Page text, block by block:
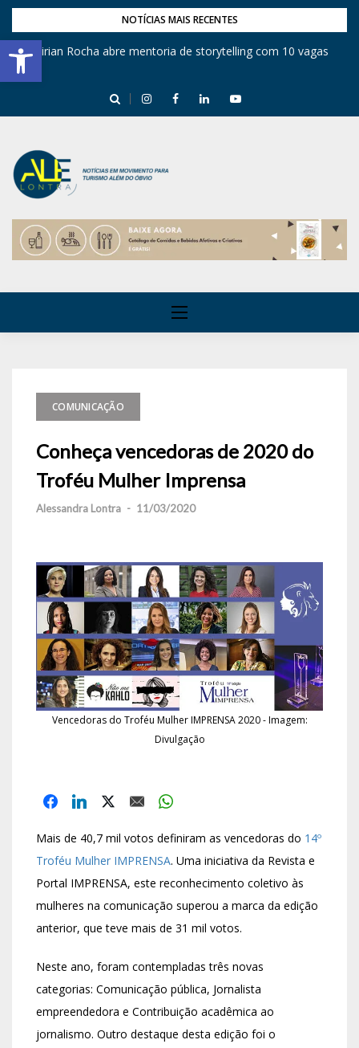
Barra de Ferramentas Aberta
NOTÍCIAS MAIS RECENTES
Mirian Rocha abre mentoria de storytelling com 10 vagas
Festival de Inverno nas Serras abre temporada cultural em Cuité
COMUNICAÇÃO
Conheça vencedoras de 2020 do
Troféu Mulher Imprensa
Alessandra Lontra - 11/03/2020
Vencedoras do Troféu Mulher IMPRENSA 2020 - Imagem:
Divulgação
Mais de 40,7 mil votos definiram as vencedoras do 14º
Troféu Mulher IMPRENSA. Uma iniciativa da Revista e
Portal IMPRENSA, este reconhecimento coletivo às
mulheres na comunicação superou a marca da edição
anterior, que teve mais de 31 mil votos.
Neste ano, foram contempladas três novas
categorias: Comunicação pública, Jornalista
empreendedora e Contribuição acadêmica ao
jornalismo. Outro destaque desta edição foi o